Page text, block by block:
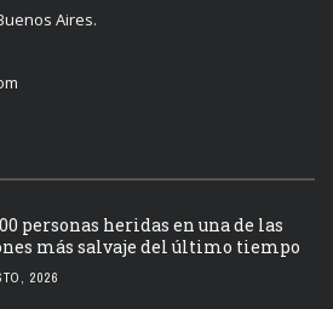
Aires.
personas heridas en una de las
más salvaje del último tiempo
2026